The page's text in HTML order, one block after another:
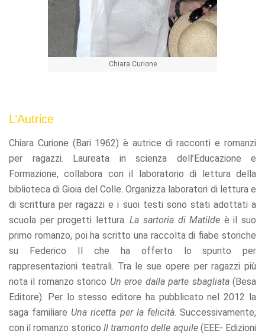
Chiara Curione
L’Autrice
Chiara Curione (Bari 1962) è autrice di racconti e romanzi
per ragazzi. Laureata in scienza dell’Educazione e
Formazione, collabora con il laboratorio di lettura della
biblioteca di Gioia del Colle. Organizza laboratori di lettura e
di scrittura per ragazzi e i suoi testi sono stati adottati a
scuola per progetti lettura.La sartoria di Matilde è il suo
primo romanzo, poi ha scritto una raccolta di fiabe storiche
su Federico II che ha offerto lo spunto per
rappresentazioni teatrali. Tra le sue opere per ragazzi più
nota il romanzo storico Un eroe dalla parte sbagliata(Besa
Editore). Per lo stesso editore ha pubblicato nel 2012 la
saga familiare Una ricetta per la felicità. Successivamente,
con il romanzo storico Il tramonto delle aquile(EEE- Edizioni